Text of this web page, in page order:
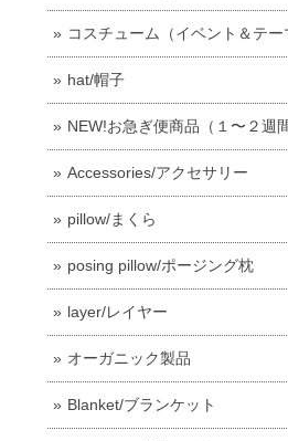
コスチューム（イベント＆テー
hat/帽子
NEW!お急ぎ便商品（１〜２週
Accessories/アクセサリー
pillow/まくら
posing pillow/ポージング枕
layer/レイヤー
オーガニック製品
Blanket/ブランケット